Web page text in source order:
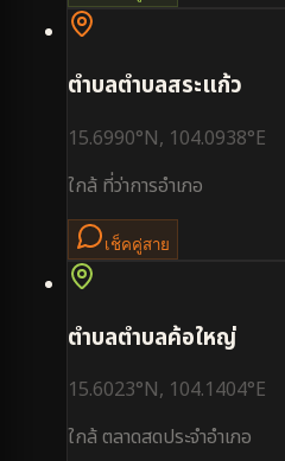
ตำบลตำบลสระแก้ว
15.6990°N, 104.0938°E
ใกล้ ที่ว่าการอำเภอ
เช็คคู่สาย
ตำบลตำบลค้อใหญ่
15.6023°N, 104.1404°E
ใกล้ตลาดสดประจำอำเภอ